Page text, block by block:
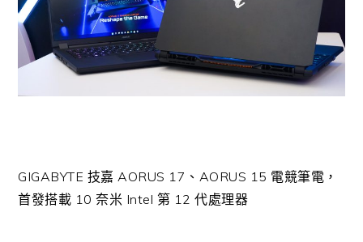
GIGABYTE 技嘉 AORUS 17、AORUS 15 電競筆電，
首發搭載 10 奈米 Intel 第 12 代處理器